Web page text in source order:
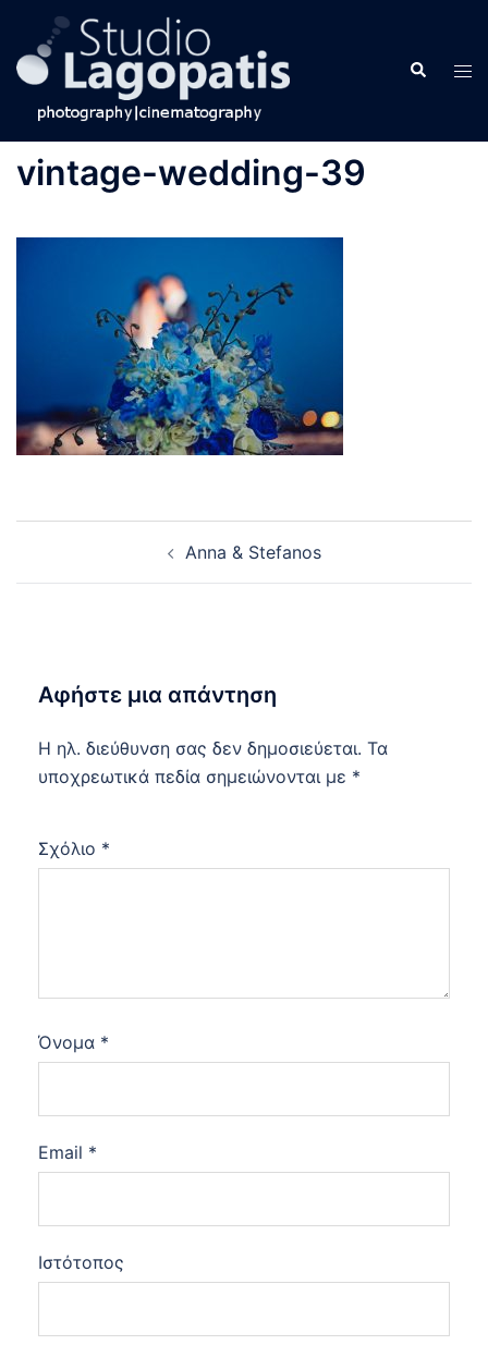
content
Search
vintage-wedding-39
Anna & Stefanos
Αφήστε μια απάντηση
Η ηλ. διεύθυνση σας δεν δημοσιεύεται. Τα
υποχρεωτικά πεδία σημειώνονται με *
Σχόλιο *
Όνομα *
Email *
Ιστότοπος